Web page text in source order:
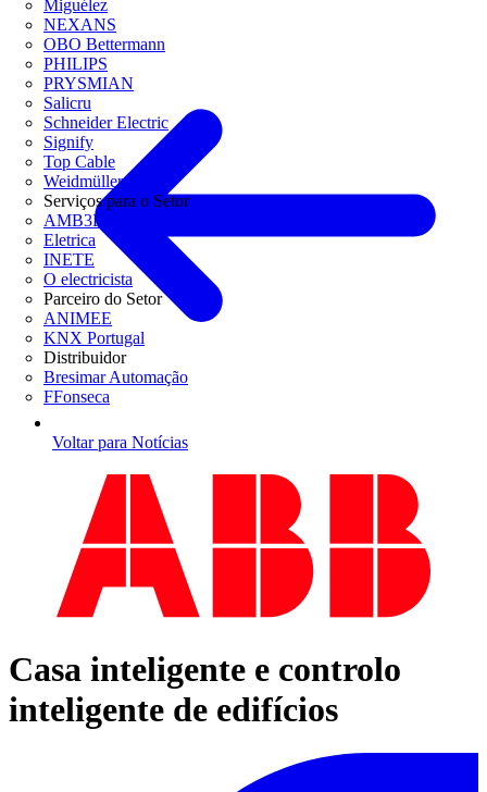
Miguélez
NEXANS
OBO Bettermann
PHILIPS
PRYSMIAN
Salicru
Schneider Electric
Signify
Top Cable
Weidmüller
Serviços para o Setor
AMB3E
Eletrica
INETE
O electricista
Parceiro do Setor
ANIMEE
KNX Portugal
Distribuidor
Bresimar Automação
FFonseca
Voltar para Notícias
Casa inteligente e controlo
inteligente de edifícios